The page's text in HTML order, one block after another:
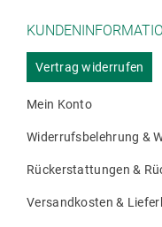
Vertrag widerrufen
Mein Konto
Widerrufsbelehrung &
Rückerstattungen &
Versandkosten &